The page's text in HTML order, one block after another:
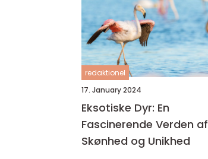
redaktionel
17. January 2024
Eksotiske Dyr: En
Fascinerende Verden af
Skønhed og Unikhed